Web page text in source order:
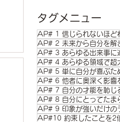
タグメニュー
AP# 1 信じられないほど
AP# 2 未来から自分を解
AP# 3 あらゆる出来事に
AP# 4 あらゆる領域で超
AP# 5 単に自分が喜ぶた
AP# 6 他者に奥深く影響
AP# 7 自分の才能を恥じ
AP# 8 自分にとってたま
AP#10 約束したことを2